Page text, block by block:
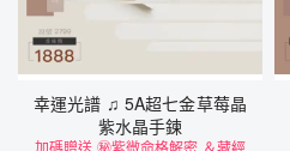
幸運光譜 ♫ 5A超七金草莓晶
紫水晶手鍊
加碼贈送 ㊙紫微命格解密 ＆藏經